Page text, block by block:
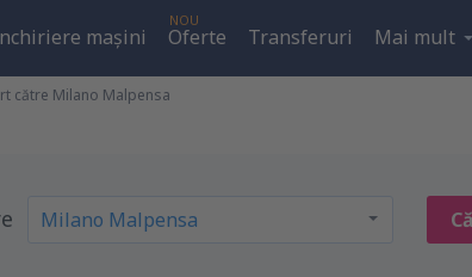
mașini
NOU
Oferte Transferuri Mai mult
către Milano Malpensa